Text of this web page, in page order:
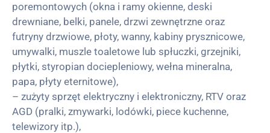
poremontowych (okna i ramy okienne, deski
drewniane, belki, panele, drzwi zewnętrzne oraz
futryny drzwiowe, płoty, wanny, kabiny prysznicowe,
umywalki, muszle toaletowe lub spłuczki, grzejniki,
płytki, styropian dociepleniowy, wełna mineralna,
papa, płyty eternitowe),
– zużyty sprzęt elektryczny i elektroniczny, RTV oraz
AGD (pralki, zmywarki, lodówki, piece kuchenne,
telewizory itp.),